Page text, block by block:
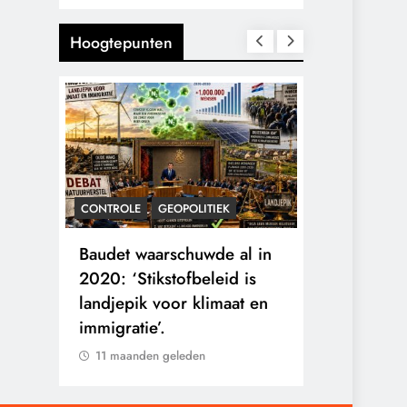
Hoogtepunten
CONTROLE GEOPOLITIEK
Baudet waarschuwde al in
2020: ‘Stikstofbeleid is
landjepik voor klimaat en
immigratie’.
11 maanden geleden